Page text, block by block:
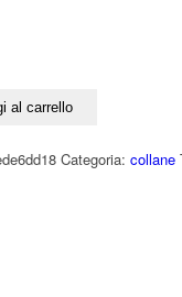
al carrello
Categoria: collane